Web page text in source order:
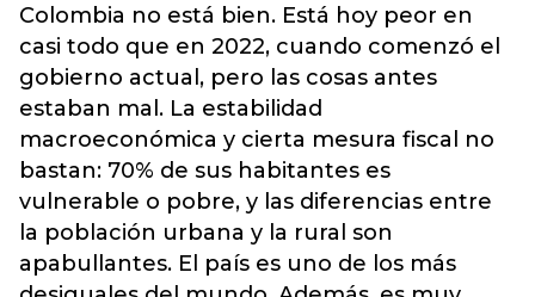
Colombia no está bien. Está hoy peor en
casi todo que en 2022, cuando comenzó el
gobierno actual, pero las cosas antes
estaban mal. La estabilidad
macroeconómica y cierta mesura fiscal no
bastan: 70% de sus habitantes es
vulnerable o pobre, y las diferencias entre
la población urbana y la rural son
apabullantes. El país es uno de los más